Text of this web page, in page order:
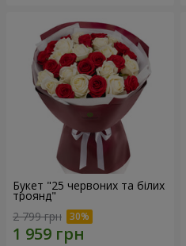
Букет "25 червоних та білих
троянд"
2 799 грн